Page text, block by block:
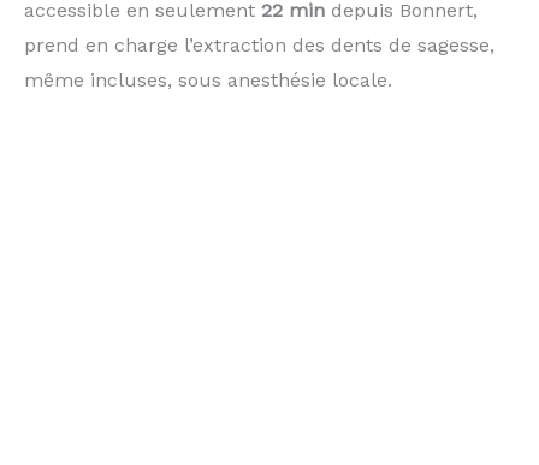
accessible en seulement 22 min depuis Bonnert,
prend en charge l’extraction des dents de sagesse,
même incluses, sous anesthésie locale.